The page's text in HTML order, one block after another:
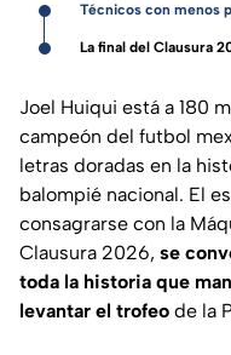
Técnicos con menos
La final del Clausura
Joel Huiqui está a 180
campeón del futbol
letras doradas en la
balompié nacional. El
consagrarse con la
Clausura 2026, se
toda la historia que
levantar el trofeo de la